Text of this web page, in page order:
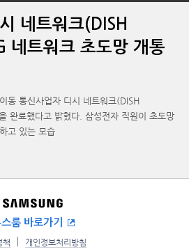
네트워크(DISH
트워크 초도망 개통
동 통신사업자 디시 네트워크(DISH
완료했다고 밝혔다. 삼성전자 직원이 초도망
고 있는 모습
룸 바로가기
책 개인정보처리방침